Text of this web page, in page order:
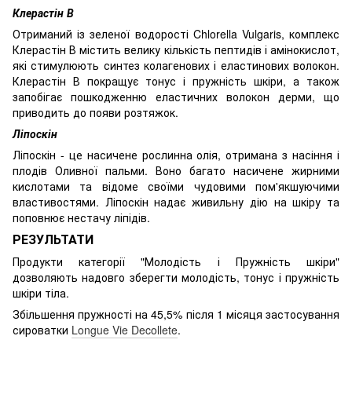
Клерастін В
Отриманий із зеленої водорості Chlorella Vulgaris, комплекс
Клерастін В містить велику кількість пептидів і амінокислот,
які стимулюють синтез колагенових і еластинових волокон.
Клерастін В покращує тонус і пружність шкіри, а також
запобігає пошкодженню еластичних волокон дерми, що
приводить до появи розтяжок.
Ліпоскін
Ліпоскін - це насичене рослинна олія, отримана з насіння і
плодів Оливної пальми. Воно багато насичене жирними
кислотами та відоме своїми чудовими пом'якшуючими
властивостями. Ліпоскін надає живильну дію на шкіру та
поповнює нестачу ліпідів.
РЕЗУЛЬТАТИ
Продукти категорії "Молодість і Пружність шкіри"
дозволяють надовго зберегти молодість, тонус і пружність
шкіри тіла.
Збільшення пружності на 45,5% після 1 місяця застосування
сироватки Longue Vie Decollete.